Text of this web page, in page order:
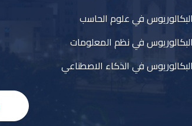
في علوم الحاسب
في نظم المعلومات
في الذكاء الاصطناعي